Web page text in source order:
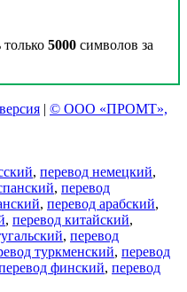
5000 символов за
| © ООО «ПРОМТ»,
, перевод немецкий,
, перевод
, перевод арабский,
, перевод китайский,
, перевод
туркменский, перевод
финский, перевод